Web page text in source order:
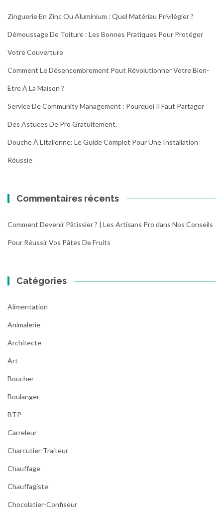
Zinguerie En Zinc Ou Aluminium : Quel Matériau Privilégier ?
Démoussage De Toiture : Les Bonnes Pratiques Pour Protéger
Votre Couverture
Comment Le Désencombrement Peut Révolutionner Votre Bien-
Être À La Maison ?
Service De Community Management : Pourquoi Il Faut Partager
Des Astuces De Pro Gratuitement.
Douche À L’italienne: Le Guide Complet Pour Une Installation
Réussie
Commentaires récents
Comment Devenir Pâtissier ? | Les Artisans Pro dans Nos Conseils
Pour Réussir Vos Pâtes De Fruits
Catégories
Alimentation
Animalerie
Architecte
Art
Boucher
Boulanger
BTP
Carreleur
Charcutier-Traiteur
Chauffage
Chauffagiste
Chocolatier-Confiseur